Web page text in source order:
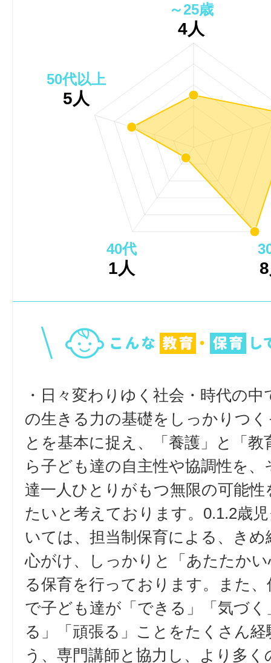
～25歳
4人
40代
1人
50代以上
5人
・日々変わりゆく社会・時代の
の生きる力の基礎をしっかりつ
とを基本に捉え、「養護」と「教
ら子ども達の自主性や協調性を
達一人ひとりがもつ無限の可能
たいと考えております。0.1.2歳
いては、担当制保育による、き
心がけ、しっかりと「あたたか
る保育を行っております。また
で子ども達が「できる」「気づく
る」「頑張る」ことをたくさん
う、専門講師と協力し、より多